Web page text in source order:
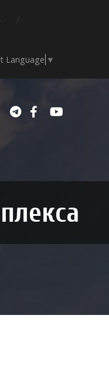
Language ▼